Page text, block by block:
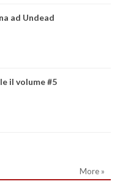
ad Undead
il volume #5
More »